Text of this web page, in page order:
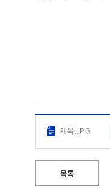
특 수
제목.JPG
목록